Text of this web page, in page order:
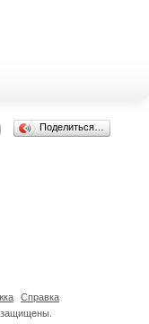
Поделиться…
защищены.
Справка